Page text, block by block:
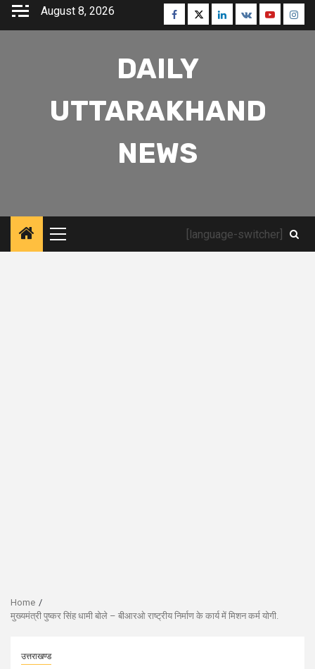
Skip
August 8, 2026 Facebook
TwitterLinkedin
VK Youtube
DAILY
UTTARAKHAND
NEWS
Primary
Menu
[language-switcher]
Home
मुख्यमंत्री पुष्कर सिंह धामी बोले – बीआरओ राष्ट्रीय निर्माण के कार्य में मिशन कर्म योगी.
उत्तराखण्ड